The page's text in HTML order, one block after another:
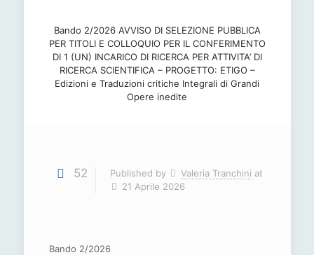
Bando 2/2026 AVVISO DI SELEZIONE PUBBLICA
PER TITOLI E COLLOQUIO PER IL CONFERIMENTO
DI 1 (UN) INCARICO DI RICERCA PER ATTIVITA’ DI
RICERCA SCIENTIFICA – PROGETTO: ETIGO –
Edizioni e Traduzioni critiche Integrali di Grandi
Opere inedite
52 Published by Valeria Tranchini at
21 Aprile 2026
Bando 2/2026